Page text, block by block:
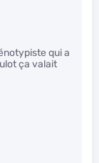
qui a
ça valait